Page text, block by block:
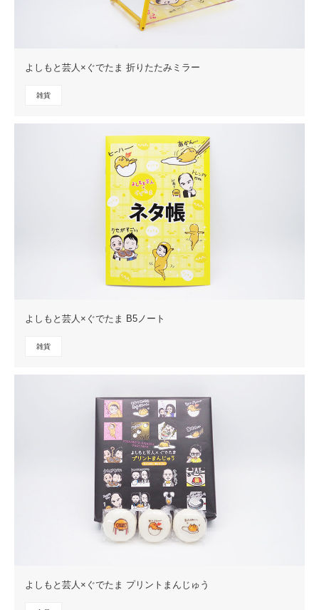
よしもと芸人×ぐでたま 折りたたみミラー
雑貨
よしもと芸人×ぐでたま B5ノート
雑貨
よしもと芸人×ぐでたま プリントまんじゅう